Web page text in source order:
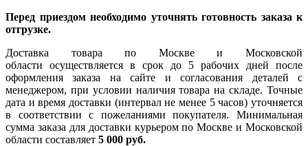
Перед приездом необходимо уточнять готовность заказа к
отгрузке.
Доставка товара по Москве и Московской
области осуществляется в срок до 5 рабочих дней после
оформления заказа на сайте и согласования деталей с
менеджером, при условии наличия товара на складе. Точные
дата и время доставки (интервал не менее 5 часов) уточняется
в соответствии с пожеланиями покупателя. Минимальная
сумма заказа для доставки курьером по Москве и Московской
области составляет 5 000 руб.